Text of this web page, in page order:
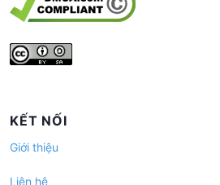
KẾT NỐI
Giới thiệu
Liên hệ